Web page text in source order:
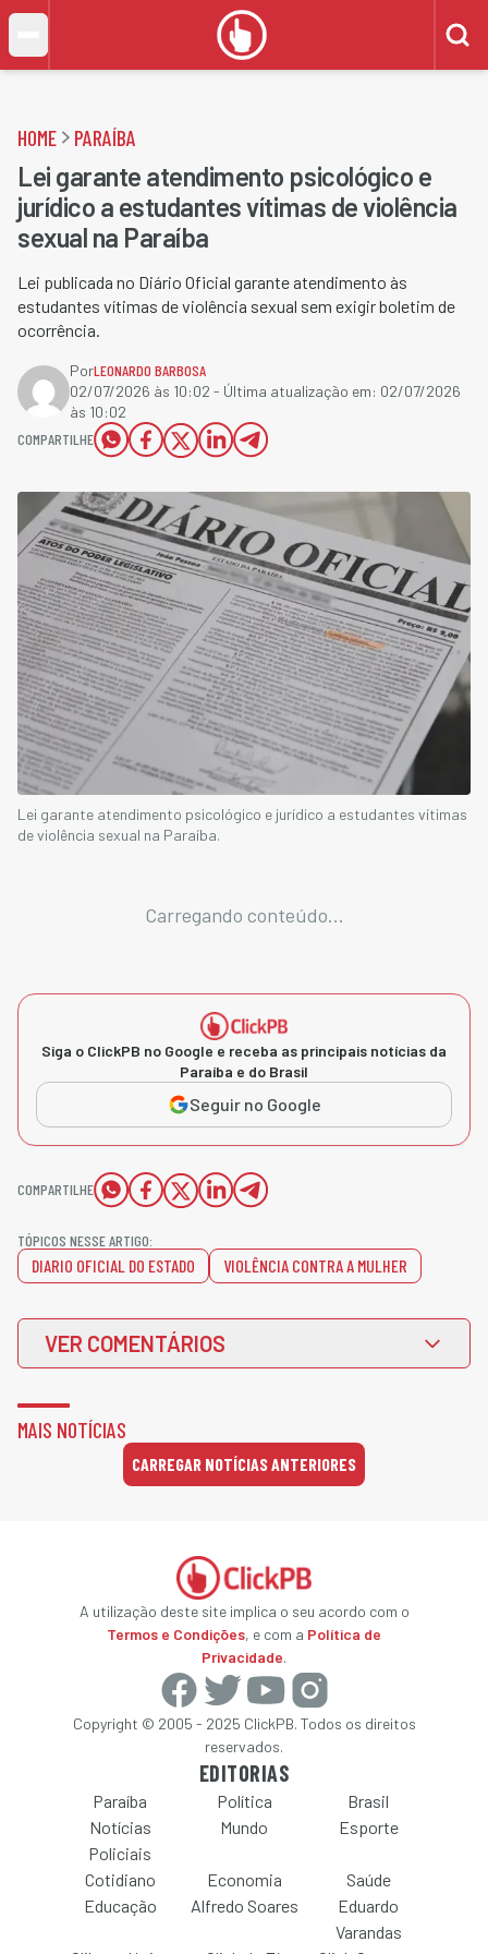
HOME PARAÍBA
Lei garante atendimento psicológico e
jurídico a estudantes vítimas de violência
sexual na Paraíba
Lei publicada no Diário Oficial garante atendimento às
estudantes vítimas de violência sexual sem exigir boletim de
ocorrência.
PorLEONARDO BARBOSA
02/07/2026 às 10:02 - Última atualização em: 02/07/2026
às 10:02
COMPARTILHE
Lei garante atendimento psicológico e jurídico a estudantes vítimas
de violência sexual na Paraíba.
Carregando conteúdo...
Siga o ClickPB no Google e receba as principais notícias da
Paraíba e do Brasil
Seguir no Google
COMPARTILHE
TÓPICOS NESSE ARTIGO:
DIARIO OFICIAL DO ESTADO VIOLÊNCIA CONTRA A MULHER
VER COMENTÁRIOS
MAIS NOTÍCIAS
CARREGAR NOTÍCIAS ANTERIORES
A utilização deste site implica o seu acordo com o
Termos e Condições, e com a Política de
Privacidade.
Copyright © 2005 - 2025 ClickPB. Todos os direitos
reservados.
EDITORIAS
Paraíba Política
Brasil
Notícias
Policiais
Mundo Esporte
Cotidiano Economia
Saúde
Educação
Alfredo Soares
Eduardo
Varandas